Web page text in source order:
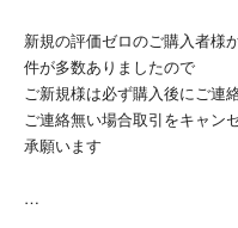
新規の評価ゼロのご購入者様
件が多数ありましたので
ご新規様は必ず購入後にご連
ご連絡無い場合取引をキャン
承願います